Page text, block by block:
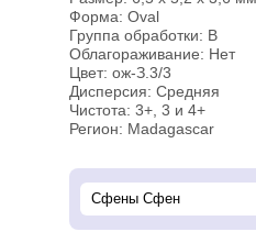
Форма: Oval
Группа обработки: В
Облагораживание: Нет
Цвет: ож-З.3/3
Дисперсия: Средняя
Чистота: 3+, 3 и 4+
Регион: Madagascar